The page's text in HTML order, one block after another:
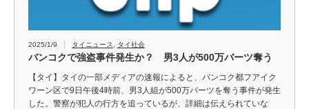
2025/1/9 タイニュース タイ社会
バンコクで強盗事件発生か？ 男3人が500万バーツ奪う
【タイ】タイの一部メディアの速報によると、バンコク都フアイク
ワーン区で9日午後4時前、男3人組が500万バーツを奪う事件が発生
した。警察が犯人の行方を追っているが、詳細は伝えられていな